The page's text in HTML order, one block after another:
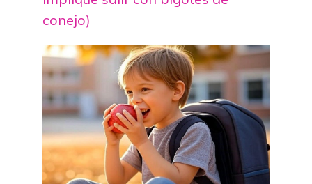
conejo)